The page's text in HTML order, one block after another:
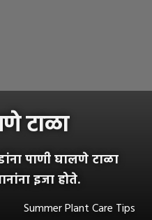
टाळा
पाणी घालणे टाळा
इजा होते.
Summer Plant Care Tips